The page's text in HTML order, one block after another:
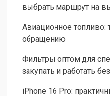
выбрать маршрут на
Авиационное топливо:
обращению
Фильтры оптом для
закупать и работать
iPhone 16 Pro: